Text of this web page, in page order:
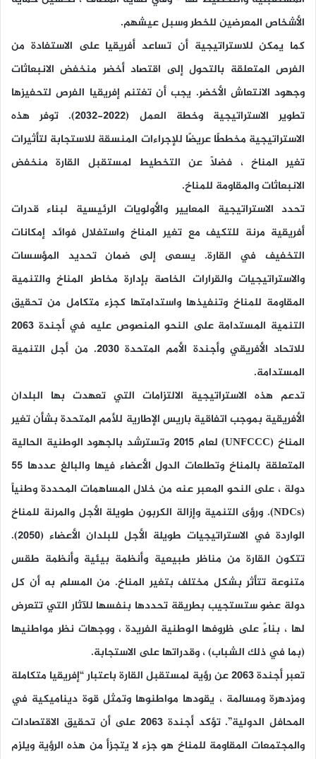
الأشخاص المعرضين للخطر وسبل عيشهم.
كما يمكن للاستراتيجية أن تساعد أفريقيا على الاستفادة من
الفرص المتعلقة بالتحول إلى اقتصاد أخضر منخفض الانبعاثات
وجهود الانتعاش الأخضر. يجب أن تغتنم إفريقيا الفرص لتحفيزها
تطوير الاستراتيجية وخطة العمل (2022-2032). توفر هذه
الاستراتيجية مخططًا عريضًا للإجراءات المنسقة للاستجابة لتأثيرات
تغير المناخ ، فضلاً عن التخطيط لمستقبل القارة منخفض
الانبعاثات والمقاومة للمناخ.
تحدد الاستراتيجية المعايير والأولويات الرئيسية لبناء قدرات
أفريقية مرنة للتكيف مع تغير المناخ واستغلال فوائد إمكانات
التخفيف في القارة. يسعى إلى ضمان تحديد المؤسسات
والاستراتيجيات والقرارات الخاصة بإدارة مخاطر المناخ والتنمية
المقاومة للمناخ وتنفيذها واستدامتها كجزء متكامل من تحقيق
التنمية المستدامة على النحو المنصوص عليه في أجندة 2063
للاتحاد الأفريقي وأجندة الأمم المتحدة 2030. من أجل التنمية
المستدامة.
تدعم هذه الاستراتيجية الالتزامات التي تعهدت بها البلدان
الأفريقية بموجب اتفاقية باريس الإطارية للأمم المتحدة بشأن تغير
المناخ (UNFCCC)
لعام 2015 وتسترشد بالجهود الوطنية الحالية
المتعلقة بالمناخ وتطلعات الدول الأعضاء فيها والبالغ عددها 55
دولة ، على النحو المعبر عنه من خلال المساهمات المحددة وطنياً
(NDCs)
. ورؤى التنمية وإزالة الكربون طويلة الأجل والمرنة للمناخ
الواردة في الاستراتيجيات طويلة الأجل للبلدان الأعضاء (2050).
تتكون القارة من مناظر طبيعية وأنظمة بيئية وأنظمة طقس
متنوعة تتأثر بشكل مختلف بتغير المناخ. من المسلم به أن كل
دولة عضو ستستجيب بطريقة تحددها بنفسها للآثار التي تتعرض
لها ، بناءً على ظروفها الوطنية الفريدة ، ووجهات نظر مواطنيها
(بما في ذلك الشباب) ، وقدراتها على الاستجابة.
تعبر أجندة 2063 عن رؤية لمستقبل القارة باعتبار “إفريقيا متكاملة
ومزدهرة ومسالمة ، يقودها مواطنوها وتمثل قوة ديناميكية في
المحافل الدولية”. تؤكد أجندة 2063 على أن تحقيق الاقتصادات
والمجتمعات المقاومة للمناخ هو جزء لا يتجزأ من هذه الرؤية ويلزم